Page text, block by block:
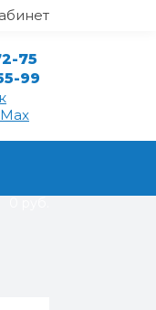
75
99